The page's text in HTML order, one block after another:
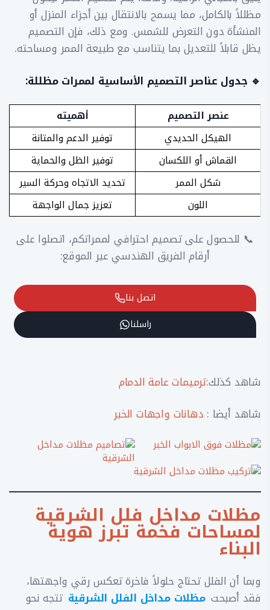
مظللاً بالكامل، مما يسمح بالانتقال بين أجزاء المنزل أو
المنشأة دون التعرض للشمس. ومع ذلك، فإن التصميم
يظل قابلاً للتعديل بما يتناسب مع طبيعة الممر ومساحته.
🔹 جدول عناصر التصميم الأساسية لممرات مظللة:
عنصر التصميم
أهميته
الهيكل الحديدي
توفير الدعم والمتانة
القماش أو اللكسان
توفير الظل والحماية
شكل الممر
تحديد الاتجاه وحركة السير
اللون
تعزيز جمال الواجهة
📞 للحصول على تصميم احترافي لممراتكم، اتصلوا على
أرقام الفريق الهندسي عبر الموقع:
اتصل بنا
راسلنا
شاهد كذلك:ترميمات عامة الدمام
شاهد أيضا : دهانات واجهات الخبر
مظلات مداخل فلل الشرقية
لمساحات فخمة تبرز هوية
البناء
وبما أن الفلل تحتاج حلولاً فاخرة تعكس رقي واجهتها،
فقد أصبحت مظلات مداخل الفلل الشرقية تتجه نحو